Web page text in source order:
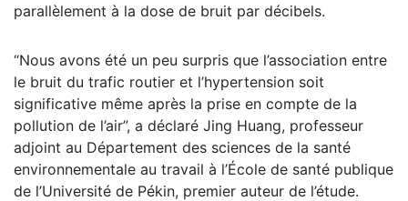
parallèlement à la dose de bruit par décibels.
“Nous avons été un peu surpris que l’association entre
le bruit du trafic routier et l’hypertension soit
significative même après la prise en compte de la
pollution de l’air”, a déclaré Jing Huang, professeur
adjoint au Département des sciences de la santé
environnementale au travail à l’École de santé publique
de l’Université de Pékin, premier auteur de l’étude.